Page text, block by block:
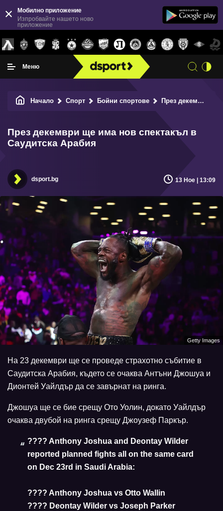
Мобилно приложение
Изпробвайте нашето ново
приложение
Меню
Начало Спорт Бойни спортове През декември ще има нов спектакъл в Саудитска Арабия
През декември ще има нов спектакъл в
Саудитска Арабия
dsport.bg 13 Ное | 13:09
Getty Images
На 23 декември ще се проведе страхотно събитие в
Саудитска Арабия, където се очаква Антъни Джошуа и
Дионтей Уайлдър да се завърнат на ринга.
Джошуа ще се бие срещу Ото Уолин, докато Уайлдър
очаква двубой на ринга срещу Джоузеф Паркър.
???? Anthony Joshua and Deontay Wilder
reported planned fights all on the same card
on Dec 23rd in Saudi Arabia:
???? Anthony Joshua vs Otto Wallin
???? Deontay Wilder vs Joseph Parker